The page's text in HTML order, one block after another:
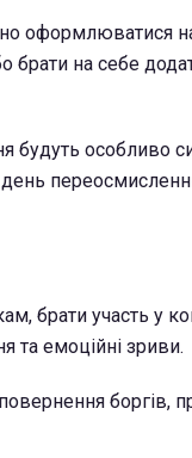
оформлюватися
брати на себе
будуть особливо
день
брати участь у
та емоційні зриви.
боргів,